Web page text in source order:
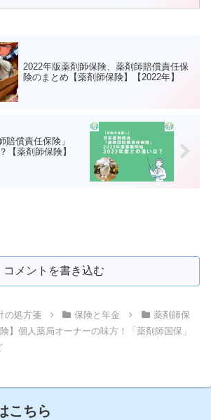
2022年版薬剤師保険、薬剤師賠償責任保
険のまとめ【薬剤師保険】【2022年】
賠償責任保険」
【薬剤師保険】
コメントを書き込む
の処方箋 保険と年金
薬剤師保
険】個人薬局オーナーの味方！「薬剤師国保」
こちら